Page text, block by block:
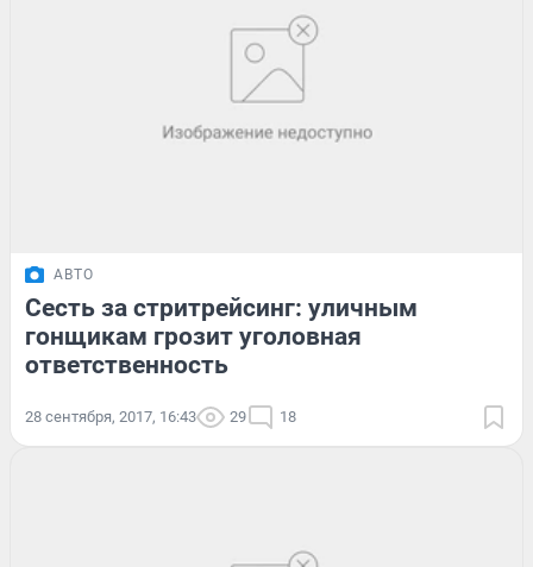
АВТО
Сесть за стритрейсинг: уличным
гонщикам грозит уголовная
ответственность
28 сентября, 2017, 16:43 29 18